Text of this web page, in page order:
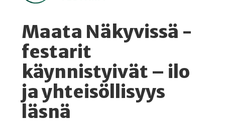
Maata Näkyvissä -
festarit
käynnistyivät – ilo
ja yhteisöllisyys
läsnä